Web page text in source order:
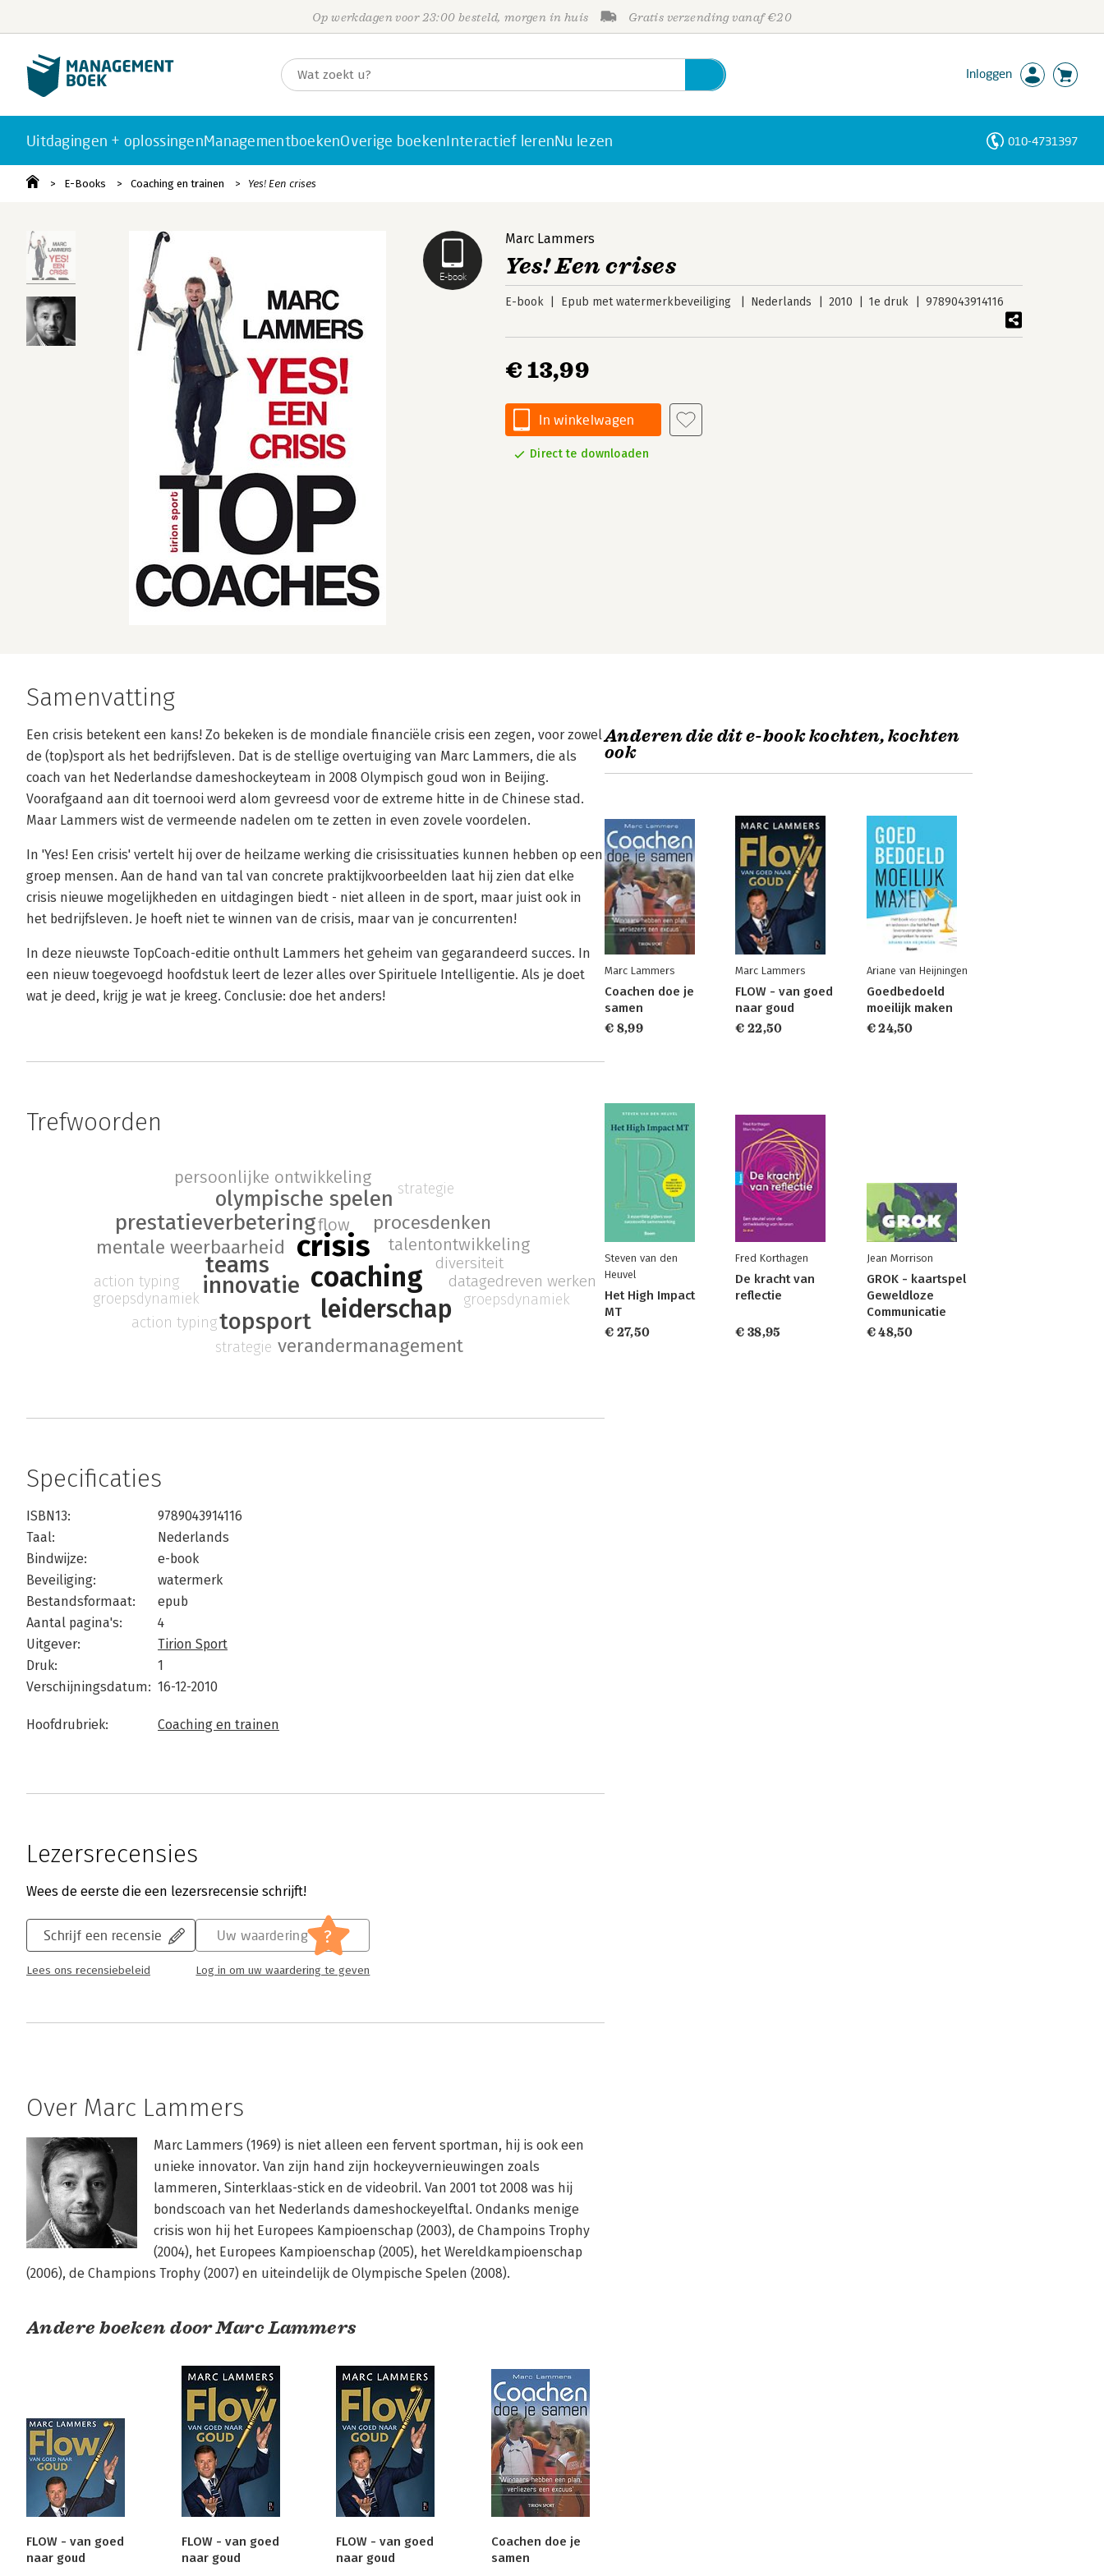
Op werkdagen voor 23:00 besteld, morgen in huis Gratis verzending vanaf €20
Inloggen
Uitdagingen + oplossingenManagementboekenOverige boekenInteractief lerenNu lezen 010-4731397
E-Books Coaching en trainen Yes! Een crises
E-book
Marc Lammers
Yes! Een crises
E-book Epub met watermerkbeveiliging Nederlands 2010 1e druk 9789043914116
€ 13,99
In winkelwagen
Direct te downloaden
Samenvatting
Een crisis betekent een kans! Zo bekeken is de mondiale financiële crisis een zegen, voor zowel
de (top)sport als het bedrijfsleven. Dat is de stellige overtuiging van Marc Lammers, die als
coach van het Nederlandse dameshockeyteam in 2008 Olympisch goud won in Beijing.
Voorafgaand aan dit toernooi werd alom gevreesd voor de extreme hitte in de Chinese stad.
Maar Lammers wist de vermeende nadelen om te zetten in even zovele voordelen.
In 'Yes! Een crisis' vertelt hij over de heilzame werking die crisissituaties kunnen hebben op een
groep mensen. Aan de hand van tal van concrete praktijkvoorbeelden laat hij zien dat elke
crisis nieuwe mogelijkheden en uitdagingen biedt - niet alleen in de sport, maar juist ook in
het bedrijfsleven. Je hoeft niet te winnen van de crisis, maar van je concurrenten!
In deze nieuwste TopCoach-editie onthult Lammers het geheim van gegarandeerd succes. In
een nieuw toegevoegd hoofdstuk leert de lezer alles over Spirituele Intelligentie. Als je doet
wat je deed, krijg je wat je kreeg. Conclusie: doe het anders!
Trefwoorden
crisis
coaching
leiderschap
innovatie
teams
topsport
prestatieverbetering
olympische spelen
procesdenken
mentale weerbaarheid
verandermanagement
persoonlijke ontwikkeling
talentontwikkeling
flow
diversiteit
datagedreven werken
action typing
strategie
groepsdynamiek
action typing
strategie
groepsdynamiek
Specificaties
ISBN13:
9789043914116
Taal:
Nederlands
Bindwijze:
e-book
Beveiliging:
watermerk
Bestandsformaat:
epub
Aantal pagina's:
4
Uitgever:
Tirion Sport
Druk:
1
Verschijningsdatum: 16-12-2010
Hoofdrubriek: Coaching en trainen
Lezersrecensies
Wees de eerste die een lezersrecensie schrijft!
Schrijf een recensie
Lees ons recensiebeleid
Uw waardering ?
Log in om uw waardering te geven
Over Marc Lammers
Marc Lammers (1969) is niet alleen een fervent sportman, hij is ook een
unieke innovator. Van zijn hand zijn hockeyvernieuwingen zoals
lammeren, Sinterklaas-stick en de videobril. Van 2001 tot 2008 was hij
bondscoach van het Nederlands dameshockeyelftal. Ondanks menige
crisis won hij het Europees Kampioenschap (2003), de Champoins Trophy
(2004), het Europees Kampioenschap (2005), het Wereldkampioenschap
(2006), de Champions Trophy (2007) en uiteindelijk de Olympische Spelen (2008).
Andere boeken door Marc Lammers
FLOW - van goed
naar goud
FLOW - van goed
naar goud
FLOW - van goed
naar goud
Coachen doe je
samen
Anderen die dit e-book kochten, kochten
ook
Marc Lammers
Coachen doe je
samen
€ 8,99
Marc Lammers
FLOW - van goed
naar goud
€ 22,50
Ariane van Heijningen
Goedbedoeld
moeilijk maken
€ 24,50
Steven van den
Heuvel
Het High Impact
MT
€ 27,50
Fred Korthagen
De kracht van
reflectie
€ 38,95
Jean Morrison
GROK - kaartspel
Geweldloze
Communicatie
€ 48,50
Personen